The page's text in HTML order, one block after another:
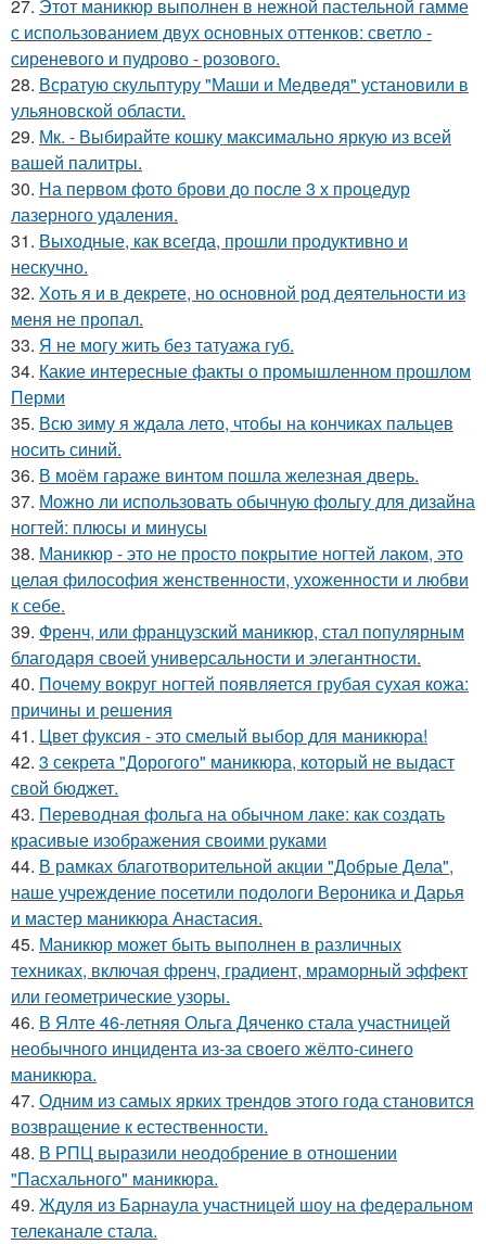
27. Этот маникюр выполнен в нежной пастельной гамме
с использованием двух основных оттенков: светло -
сиреневого и пудрово - розового.
28. Всратую скульптуру "Маши и Медведя" установили в
ульяновской области.
29. Мк. - Выбирайте кошку максимально яркую из всей
вашей палитры.
30. На первом фото брови до после 3 х процедур
лазерного удаления.
31. Выходные, как всегда, прошли продуктивно и
нескучно.
32. Хоть я и в декрете, но основной род деятельности из
меня не пропал.
33. Я не могу жить без татуажа губ.
34. Какие интересные факты о промышленном прошлом
Перми
35. Всю зиму я ждала лето, чтобы на кончиках пальцев
носить синий.
36. В моём гараже винтом пошла железная дверь.
37. Можно ли использовать обычную фольгу для дизайна
ногтей: плюсы и минусы
38. Маникюр - это не просто покрытие ногтей лаком, это
целая философия женственности, ухоженности и любви
к себе.
39. Френч, или французский маникюр, стал популярным
благодаря своей универсальности и элегантности.
40. Почему вокруг ногтей появляется грубая сухая кожа:
причины и решения
41. Цвет фуксия - это смелый выбор для маникюра!
42. 3 секрета "Дорогого" маникюра, который не выдаст
свой бюджет.
43. Переводная фольга на обычном лаке: как создать
красивые изображения своими руками
44. В рамках благотворительной акции "Добрые Дела",
наше учреждение посетили подологи Вероника и Дарья
и мастер маникюра Анастасия.
45. Маникюр может быть выполнен в различных
техниках, включая френч, градиент, мраморный эффект
или геометрические узоры.
46. В Ялте 46-летняя Ольга Дяченко стала участницей
необычного инцидента из-за своего жёлто-синего
маникюра.
47. Одним из самых ярких трендов этого года становится
возвращение к естественности.
48. В РПЦ выразили неодобрение в отношении
"Пасхального" маникюра.
49. Ждуля из Барнаула участницей шоу на федеральном
телеканале стала.